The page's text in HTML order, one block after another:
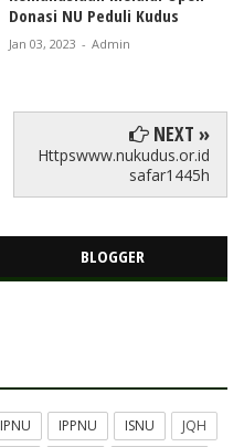
Donasi NU Peduli Kudus
Jan 03, 2023 - Admin
NEXT »
Httpswww.nukudus.or.id
safar1445h
BLOGGER
IPNU IPPNU ISNU
JQH